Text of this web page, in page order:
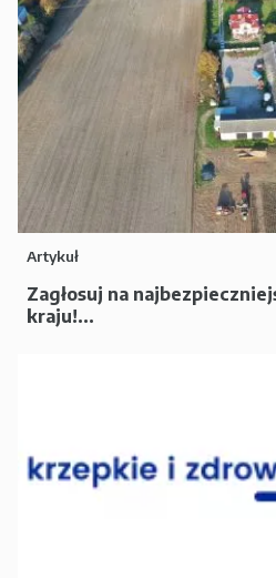
Artykuł
Zagłosuj na
kraju!...